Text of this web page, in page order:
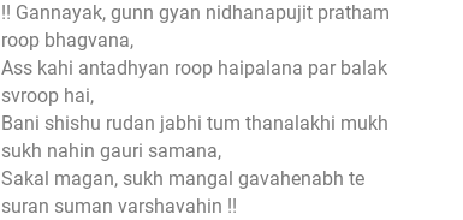
!! Gannayak, gunn gyan nidhanapujit pratham
roop bhagvana,
Ass kahi antadhyan roop haipalana par balak
svroop hai,
Bani shishu rudan jabhi tum thanalakhi mukh
sukh nahin gauri samana,
Sakal magan, sukh mangal gavahenabh te
suran suman varshavahin !!